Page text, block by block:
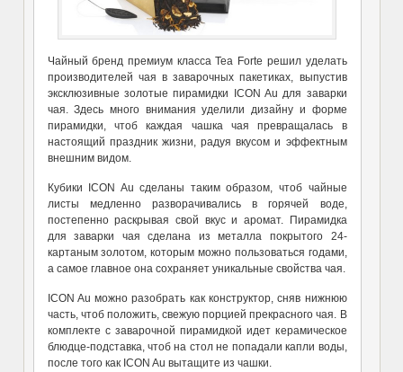
Чайный бренд премиум класса Tea Forte решил уделать
производителей чая в заварочных пакетиках, выпустив
эксклюзивные золотые пирамидки ICON Au для заварки
чая. Здесь много внимания уделили дизайну и форме
пирамидки, чтоб каждая чашка чая превращалась в
настоящий праздник жизни, радуя вкусом и эффектным
внешним видом.
Кубики ICON Au сделаны таким образом, чтоб чайные
листы медленно разворачивались в горячей воде,
постепенно раскрывая свой вкус и аромат. Пирамидка
для заварки чая сделана из металла покрытого 24-
картаным золотом, которым можно пользоваться годами,
а самое главное она сохраняет уникальные свойства чая.
ICON Au можно разобрать как конструктор, сняв нижнюю
часть, чтоб положить, свежую порцией прекрасного чая. В
комплекте с заварочной пирамидкой идет керамическое
блюдце-подставка, чтоб на стол не попадали капли воды,
после того как ICON Au вытащите из чашки.